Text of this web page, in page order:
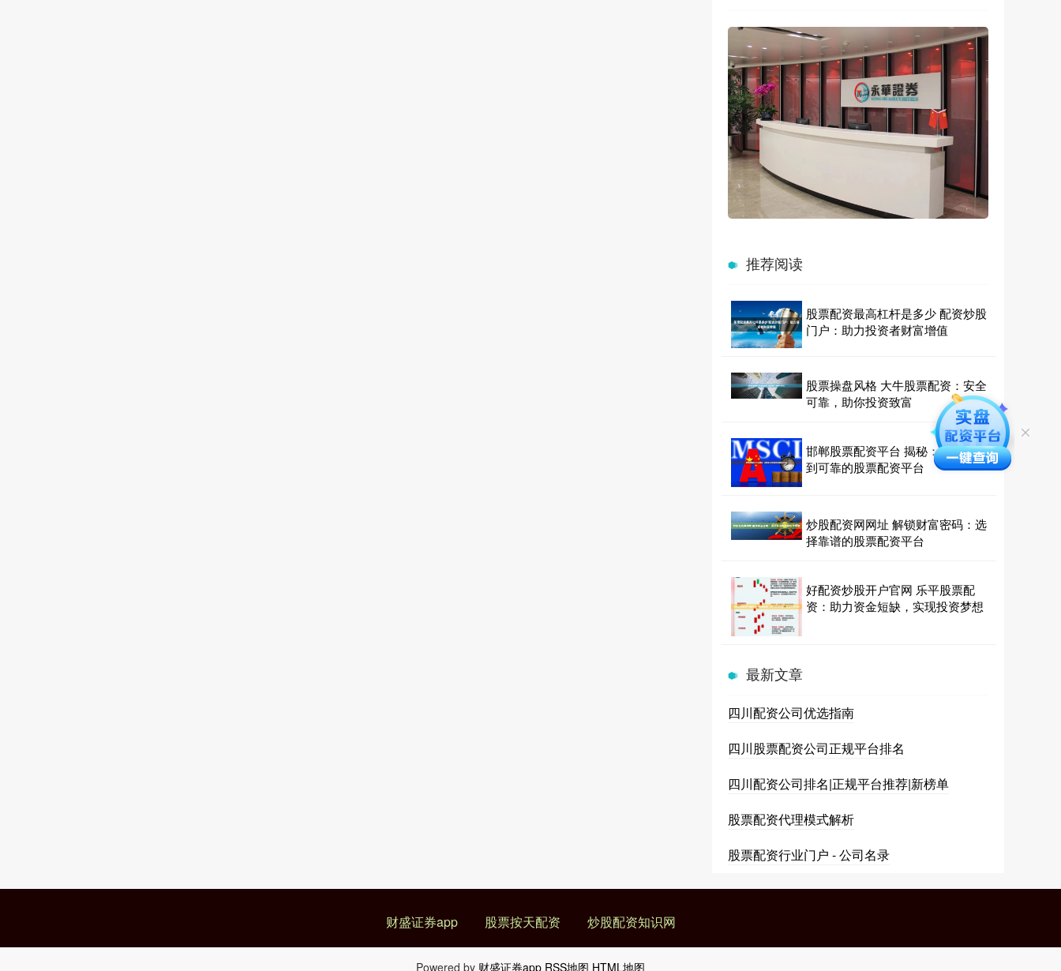
推荐阅读
股票配资最高杠杆是多少 配资炒股
门户：助力投资者财富增值
股票操盘风格 大牛股票配资：安全
可靠，助你投资致富
邯郸股票配资平台 揭秘：在哪里找
到可靠的股票配资平台
炒股配资网网址 解锁财富密码：选
择靠谱的股票配资平台
好配资炒股开户官网 乐平股票配
资：助力资金短缺，实现投资梦想
最新文章
四川配资公司优选指南
四川股票配资公司正规平台排名
四川配资公司排名|正规平台推荐|新榜单
股票配资代理模式解析
股票配资行业门户 - 公司名录
财盛证券app 股票按天配资 炒股配资知识网
Powered by 财盛证券app RSS地图 HTML地图